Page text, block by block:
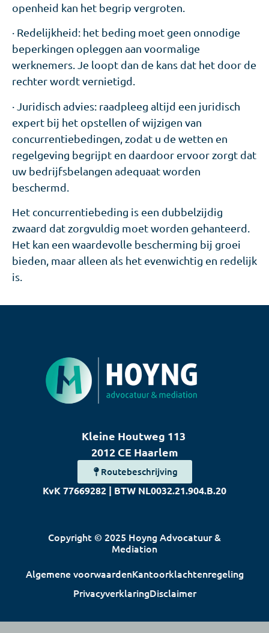
openheid kan het begrip vergroten.
· Redelijkheid: het beding moet geen onnodige
beperkingen opleggen aan voormalige
werknemers. Je loopt dan de kans dat het door de
rechter wordt vernietigd.
· Juridisch advies: raadpleeg altijd een juridisch
expert bij het opstellen of wijzigen van
concurrentiebedingen, zodat u de wetten en
regelgeving begrijpt en daardoor ervoor zorgt dat
uw bedrijfsbelangen adequaat worden
beschermd.
Het concurrentiebeding is een dubbelzijdig
zwaard dat zorgvuldig moet worden gehanteerd.
Het kan een waardevolle bescherming bij groei
bieden, maar alleen als het evenwichtig en redelijk
is.
Kleine Houtweg 113
2012 CE Haarlem
Routebeschrijving
KvK 77669282 | BTW NL0032.21.904.B.20
Copyright © 2025 Hoyng Advocatuur &
Mediation
Algemene voorwaardenKantoorklachtenregeling
PrivacyverklaringDisclaimer